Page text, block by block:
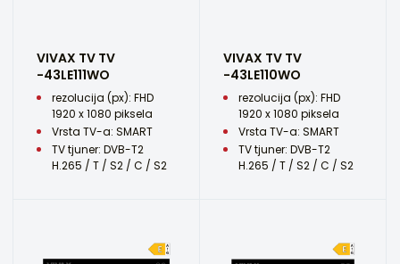
VIVAX TV TV
-43LE111WO
rezolucija (px): FHD
1920 x 1080 piksela
Vrsta TV-a: SMART
TV tjuner: DVB-T2
H.265 / T / S2 / C / S2
VIVAX TV TV
-43LE110WO
rezolucija (px): FHD
1920 x 1080 piksela
Vrsta TV-a: SMART
TV tjuner: DVB-T2
H.265 / T / S2 / C / S2